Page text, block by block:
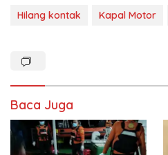
Hilang kontak Kapal Motor
Baca Juga